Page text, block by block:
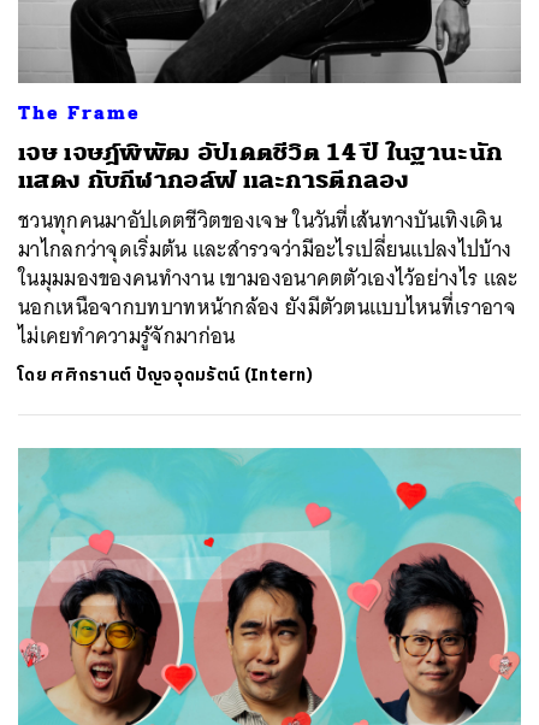
The Frame
เจษ เจษฎ์พิพัฒ อัปเดตชีวิต 14 ปี ในฐานะนัก
แสดง กับกีฬากอล์ฟ และการตีกลอง
ชวนทุกคนมาอัปเดตชีวิตของเจษ ในวันที่เส้นทางบันเทิงเดิน
มาไกลกว่าจุดเริ่มต้น และสำรวจว่ามีอะไรเปลี่ยนแปลงไปบ้าง
ในมุมมองของคนทำงาน เขามองอนาคตตัวเองไว้อย่างไร และ
นอกเหนือจากบทบาทหน้ากล้อง ยังมีตัวตนแบบไหนที่เราอาจ
ไม่เคยทำความรู้จักมาก่อน
โดย ศศิกรานต์ ปัญจอุดมรัตน์ (Intern)